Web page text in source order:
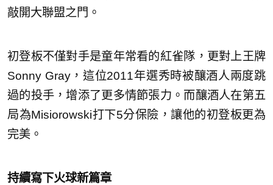
敲開大聯盟之門。
初登板不僅對手是童年常看的紅雀隊，更對上王牌
Sonny Gray，這位2011年選秀時被釀酒人兩度跳
過的投手，增添了更多情節張力。而釀酒人在第五
局為Misiorowski打下5分保險，讓他的初登板更為
完美。
持續寫下火球新篇章